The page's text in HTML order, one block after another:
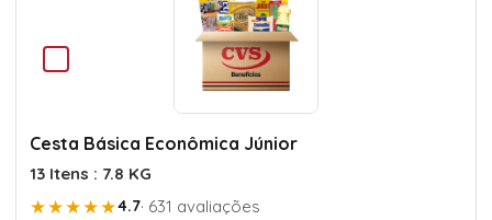
Cesta Básica Econômica Júnior
13 Itens : 7.8 KG
★★★★★4.7· 631 avaliações